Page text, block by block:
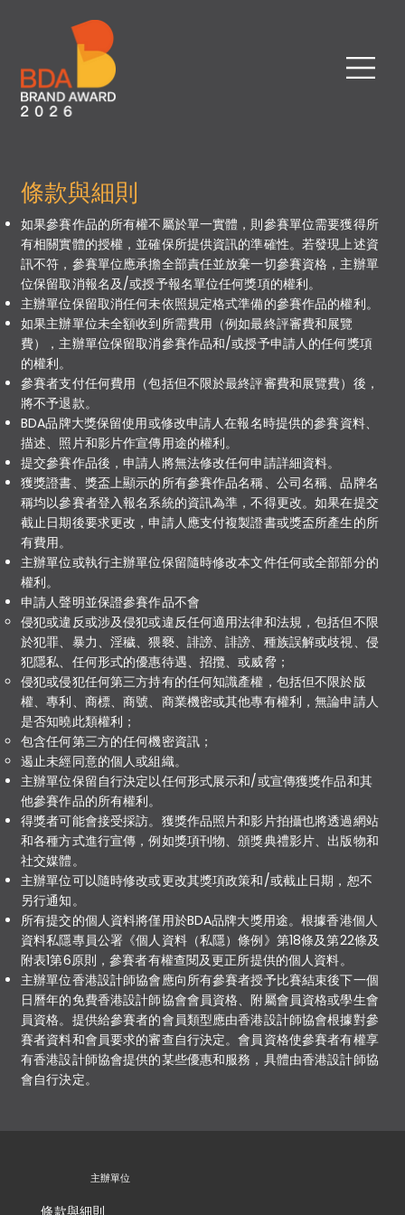
條款與細則
如果參賽作品的所有權不屬於單一實體，則參賽單位需要獲得所
有相關實體的授權，並確保所提供資訊的準確性。若發現上述資
訊不符，參賽單位應承擔全部責任並放棄一切參賽資格，主辦單
位保留取消報名及/或授予報名單位任何獎項的權利。
主辦單位保留取消任何未依照規定格式準備的參賽作品的權利。
如果主辦單位未全額收到所需費用（例如最終評審費和展覽
費），主辦單位保留取消參賽作品和/或授予申請人的任何獎項
的權利。
參賽者支付任何費用（包括但不限於最終評審費和展覽費）後，
將不予退款。
BDA品牌大獎保留使用或修改申請人在報名時提供的參賽資料、
描述、照片和影片作宣傳用途的權利。
提交參賽作品後，申請人將無法修改任何申請詳細資料。
獲獎證書、獎盃上顯示的所有參賽作品名稱、公司名稱、品牌名
稱均以參賽者登入報名系統的資訊為準，不得更改。如果在提交
截止日期後要求更改，申請人應支付複製證書或獎盃所產生的所
有費用。
主辦單位或執行主辦單位保留隨時修改本文件任何或全部部分的
權利。
申請人聲明並保證參賽作品不會
侵犯或違反或涉及侵犯或違反任何適用法律和法規，包括但不限
於犯罪、暴力、淫穢、猥褻、誹謗、誹謗、種族誤解或歧視、侵
犯隱私、任何形式的優惠待遇、招攬、或威脅；
侵犯或侵犯任何第三方持有的任何知識產權，包括但不限於版
權、專利、商標、商號、商業機密或其他專有權利，無論申請人
是否知曉此類權利；
包含任何第三方的任何機密資訊；
遏止未經同意的個人或組織。
主辦單位保留自行決定以任何形式展示和/或宣傳獲獎作品和其
他參賽作品的所有權利。
得獎者可能會接受採訪。獲獎作品照片和影片拍攝也將透過網站
和各種方式進行宣傳，例如獎項刊物、頒獎典禮影片、出版物和
社交媒體。
主辦單位可以隨時修改或更改其獎項政策和/或截止日期，恕不
另行通知。
所有提交的個人資料將僅用於BDA品牌大獎用途。根據香港個人
資料私隱專員公署《個人資料（私隱）條例》第18條及第22條及
附表1第6原則，參賽者有權查閱及更正所提供的個人資料。
主辦單位香港設計師協會應向所有參賽者授予比賽結束後下一個
日曆年的免費香港設計師協會會員資格、附屬會員資格或學生會
員資格。提供給參賽者的會員類型應由香港設計師協會根據對參
賽者資料和會員要求的審查自行決定。會員資格使參賽者有權享
有香港設計師協會提供的某些優惠和服務，具體由香港設計師協
會自行決定。
主辦單位